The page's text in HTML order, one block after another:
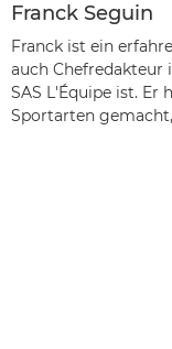
Franck Seguin
Franck ist ein
auch
SAS L'Équipe ist. Er
Sportarten